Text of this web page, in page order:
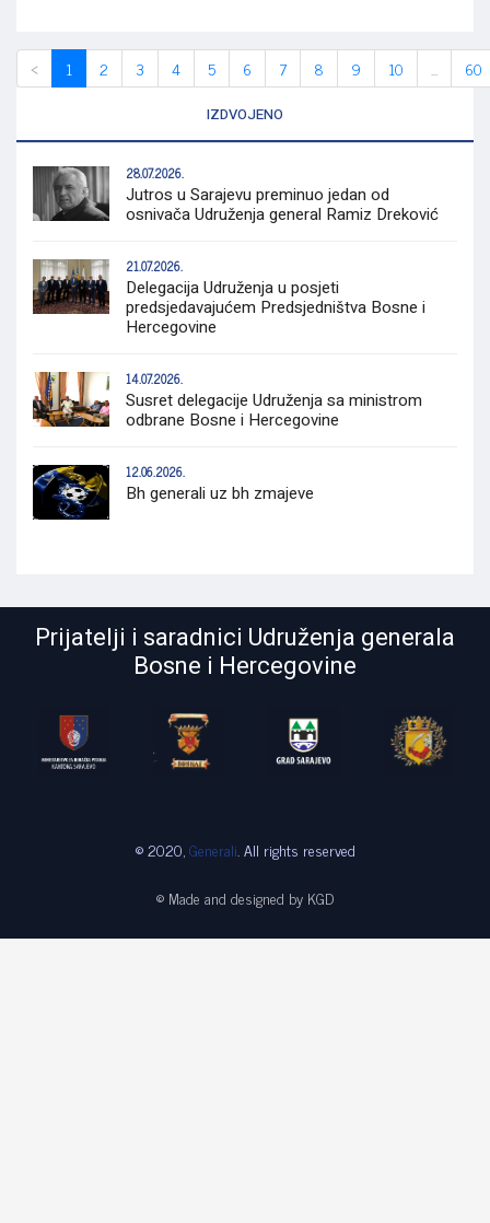
‹ 1 2 3 4 5 6 7 8 9 10 ... 60
IZDVOJENO
28.07.2026.
Jutros u Sarajevu preminuo jedan od
osnivača Udruženja general Ramiz Dreković
21.07.2026.
Delegacija Udruženja u posjeti
predsjedavajućem Predsjedništva Bosne i
Hercegovine
14.07.2026.
Susret delegacije Udruženja sa ministrom
odbrane Bosne i Hercegovine
12.06.2026.
Bh generali uz bh zmajeve
Prijatelji i saradnici Udruženja generala
Bosne i Hercegovine
© 2020,Generali. All rights reserved
© Made and designed by KGD